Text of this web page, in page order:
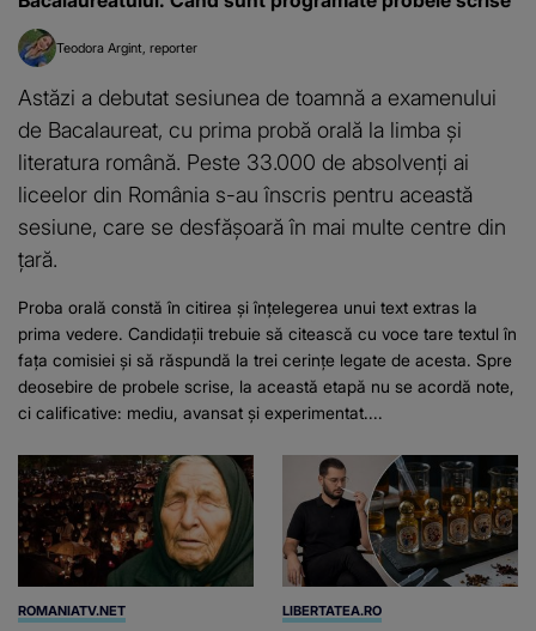
Teodora Argint reporter
Astăzi a debutat sesiunea de toamnă a examenului
de Bacalaureat, cu prima probă orală la limba și
literatura română. Peste 33.000 de absolvenți ai
liceelor din România s-au înscris pentru această
sesiune, care se desfășoară în mai multe centre din
țară.
Proba orală constă în citirea și înțelegerea unui text extras la
prima vedere. Candidații trebuie să citească cu voce tare textul în
fața comisiei și să răspundă la trei cerințe legate de acesta. Spre
deosebire de probele scrise, la această etapă nu se acordă note,
ci calificative: mediu, avansat și experimentat....
ROMANIATV.NET LIBERTATEA.RO